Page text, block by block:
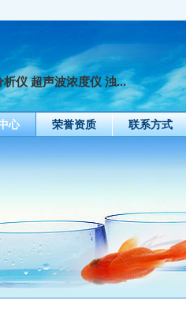
仪 超声波浓度仪 浊...
心 荣誉资质 联系方式